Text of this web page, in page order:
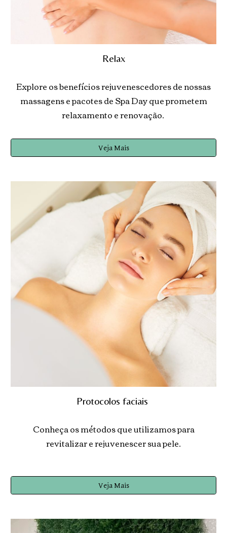
Relax
Explore os benefícios rejuvenescedores de nossas
massagens e pacotes de Spa Day que prometem
relaxamento e renovação.
Veja Mais
Protocolos faciais
Conheça os métodos que utilizamos para
revitalizar e rejuvenescer sua pele.
Veja Mais